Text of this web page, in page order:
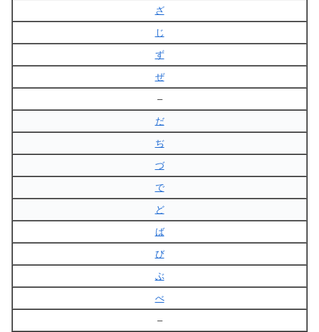
ざ
じ
ず
ぜ
–
だ
ぢ
づ
で
ど
ば
び
ぶ
べ
–